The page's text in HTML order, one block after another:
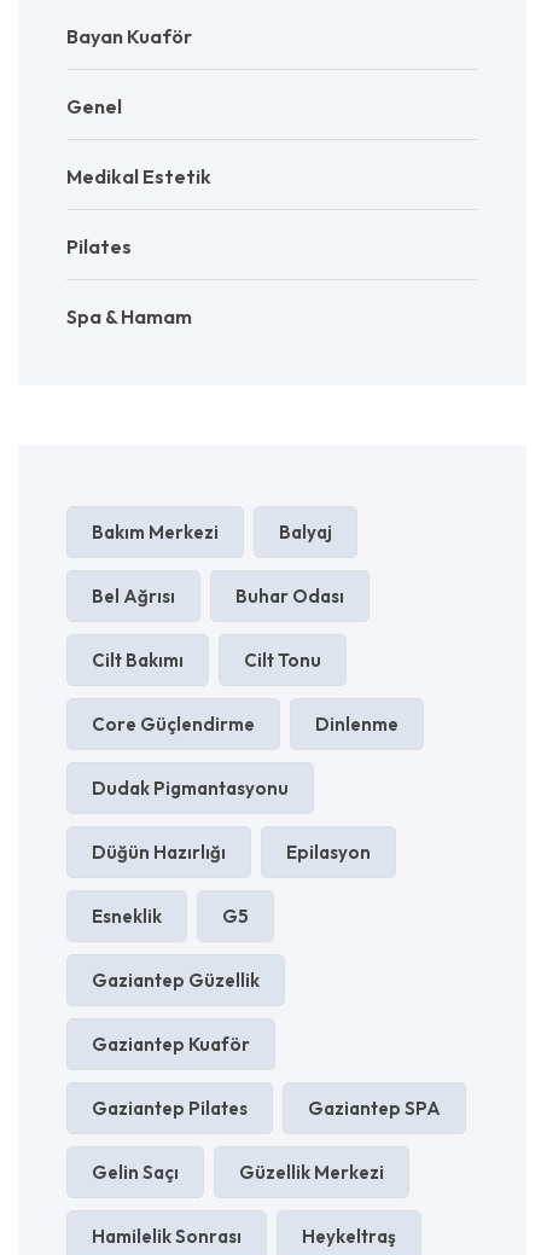
Bayan Kuaför
Genel
Medikal Estetik
Pilates
Spa & Hamam
Bakım Merkezi Balyaj
Bel Ağrısı Buhar Odası
Cilt Bakımı Cilt Tonu
Core Güçlendirme Dinlenme
Dudak Pigmantasyonu
Düğün Hazırlığı Epilasyon
Esneklik G5
Gaziantep Güzellik
Gaziantep Kuaför
Gaziantep Pilates Gaziantep SPA
Gelin Saçı Güzellik Merkezi
Hamilelik Sonrası Heykeltraş